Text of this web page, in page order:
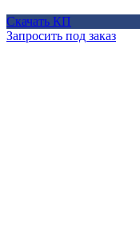
Скачать КП
Запросить под заказ